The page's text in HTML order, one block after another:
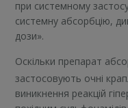
при системному
системну абсорбцію,
дози».
Оскільки препарат
застосовують очні
виникнення реакцій